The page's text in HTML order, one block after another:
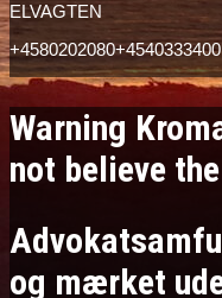
ELVAGTEN
+4580202080+4540333400
Warning
not believe
og mærket